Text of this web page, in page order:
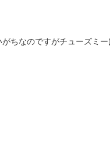
ちなのですがチューズミ